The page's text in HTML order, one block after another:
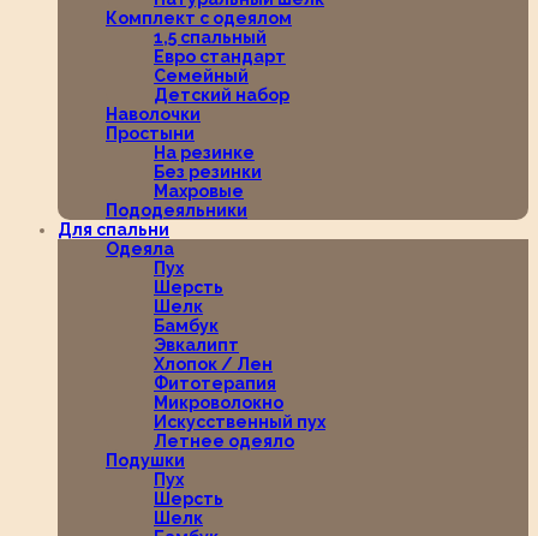
Комплект с одеялом
1,5 спальный
Евро стандарт
Семейный
Детский набор
Наволочки
Простыни
На резинке
Без резинки
Махровые
Пододеяльники
Для спальни
Одеяла
Пух
Шерсть
Шелк
Бамбук
Эвкалипт
Хлопок / Лен
Фитотерапия
Микроволокно
Искусственный пух
Летнее одеяло
Подушки
Пух
Шерсть
Шелк